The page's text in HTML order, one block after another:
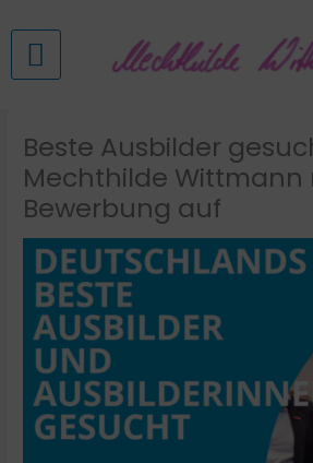
Inhalt
Beste Ausbilder
Mechthilde Wittmann
Bewerbung auf